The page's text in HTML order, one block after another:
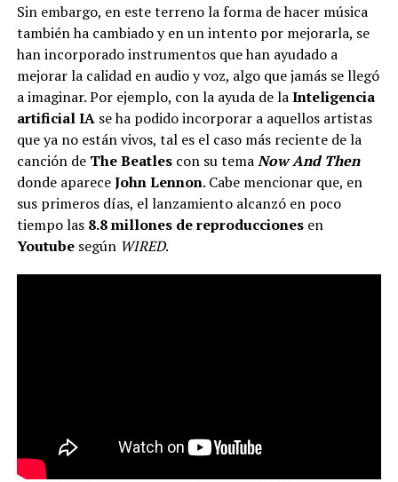
Sin embargo, en este terreno la forma de hacer música
también ha cambiado y en un intento por mejorarla, se
han incorporado instrumentos que han ayudado a
mejorar la calidad en audio y voz, algo que jamás se llegó
a imaginar. Por ejemplo, con la ayuda de laInteligencia
artificial IAse ha podido incorporar a aquellos artistas
que ya no están vivos, tal es el caso más reciente de la
canción de The Beatlescon su temaNow And Then
donde apareceJohn Lennon. Cabe mencionar que, en
sus primeros días, el lanzamiento alcanzó en poco
tiempo las 8.8 millones de reproduccionesen
Youtubesegún WIRED.